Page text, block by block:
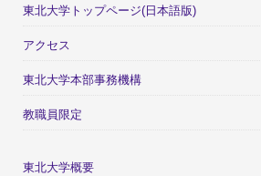
東北大学トップページ(日本語版)
アクセス
東北大学本部事務機構
教職員限定
東北大学概要